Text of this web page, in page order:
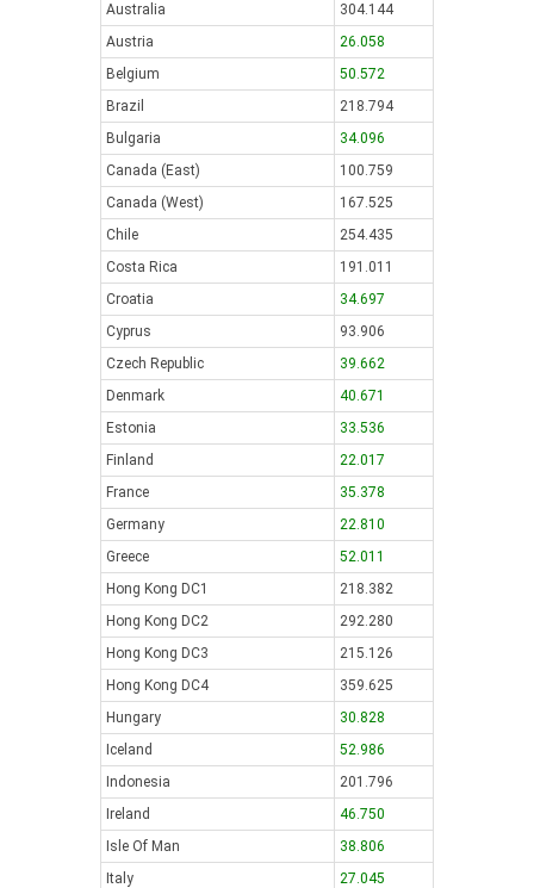
Australia
304.144
Austria
26.058
Belgium
50.572
Brazil
218.794
Bulgaria
34.096
Canada (East)
100.759
Canada (West)
167.525
Chile
254.435
Costa Rica
191.011
Croatia
34.697
Cyprus
93.906
Czech Republic
39.662
Denmark
40.671
Estonia
33.536
Finland
22.017
France
35.378
Germany
22.810
Greece
52.011
Hong Kong DC1
218.382
Hong Kong DC2
292.280
Hong Kong DC3
215.126
Hong Kong DC4
359.625
Hungary
30.828
Iceland
52.986
Indonesia
201.796
Ireland
46.750
Isle Of Man
38.806
Italy
27.045